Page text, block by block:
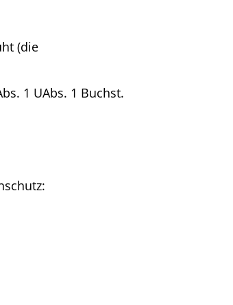
(die
1 UAbs. 1 Buchst.